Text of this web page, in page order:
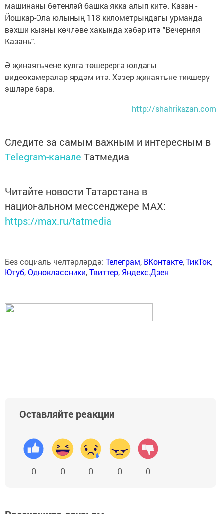
машинаны бөтенләй башка якка алып китә. Казан -
Йошкар-Ола юлының 118 километрындагы урманда
вәхши кызны көчләве хакында хәбәр итә "Вечерняя
Казань".
Ә җинаятьчене кулга төшерергә юлдагы
видеокамералар ярдәм итә. Хәзер җинаятьне тикшерү
эшләре бара.
http://shahrikazan.com
Следите за самым важным и интересным в
Telegram-канале Татмедиа
Читайте новости Татарстана в
национальном мессенджере MАХ:
https://max.ru/tatmedia
Без социаль челтәрләрдә: Телеграм, ВКонтакте,ТикТок,
Ютуб,Одноклассники,Твиттер, Яндекс.Дзен
Оставляйте реакции
0 0 0 0 0